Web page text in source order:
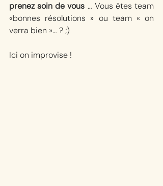
prenez soin de vous … Vous êtes team
«bonnes résolutions » ou team « on
verra bien »… ? ;)
Ici on improvise !